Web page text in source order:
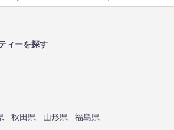
ィーを探す
秋田県 山形県
福島県